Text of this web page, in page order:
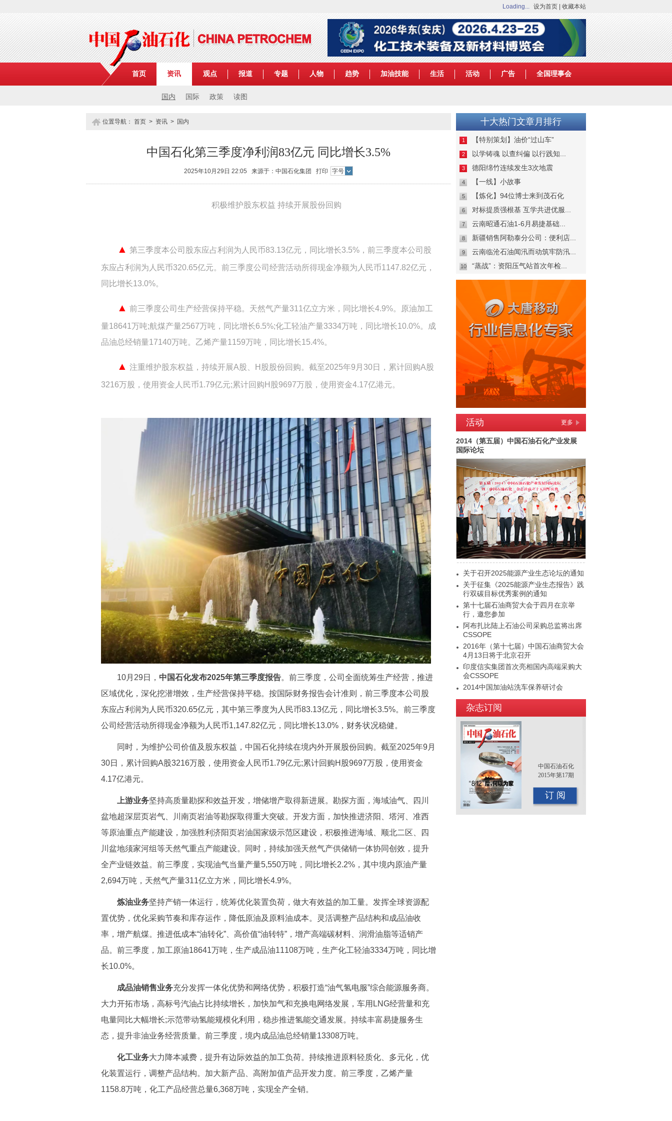
Loading... 设为首页 收藏本站
首页 资讯
国内 国际 政策 读图
观点 报道 专题 人物 趋势 加油技能 生活 活动 广告 全国理事会
位置导航： 首页 > 资讯 > 国内
中国石化第三季度净利润83亿元 同比增长3.5%
2025年10月29日 22:05 来源于：中国石化集团 打印 字号
积极维护股东权益 持续开展股份回购
▲ 第三季度本公司股东应占利润为人民币83.13亿元，同比增长3.5%，前三季度本公司股
东应占利润为人民币320.65亿元。前三季度公司经营活动所得现金净额为人民币1147.82亿元，
同比增长13.0%。
▲ 前三季度公司生产经营保持平稳。天然气产量311亿立方米，同比增长4.9%。原油加工
量18641万吨;航煤产量2567万吨，同比增长6.5%;化工轻油产量3334万吨，同比增长10.0%。成
品油总经销量17140万吨。乙烯产量1159万吨，同比增长15.4%。
▲ 注重维护股东权益，持续开展A股、H股股份回购。截至2025年9月30日，累计回购A股
3216万股，使用资金人民币1.79亿元;累计回购H股9697万股，使用资金4.17亿港元。
10月29日， 中国石化发布2025年第三季度报告。前三季度，公司全面统筹生产经营，推进
区域优化，深化挖潜增效，生产经营保持平稳。按国际财务报告会计准则，前三季度本公司股
东应占利润为人民币320.65亿元，其中第三季度为人民币83.13亿元，同比增长3.5%。前三季度
公司经营活动所得现金净额为人民币1,147.82亿元，同比增长13.0%，财务状况稳健。
同时，为维护公司价值及股东权益，中国石化持续在境内外开展股份回购。截至2025年9月
30日，累计回购A股3216万股，使用资金人民币1.79亿元;累计回购H股9697万股，使用资金
4.17亿港元。
上游业务坚持高质量勘探和效益开发，增储增产取得新进展。勘探方面，海域油气、四川
盆地超深层页岩气、川南页岩油等勘探取得重大突破。开发方面，加快推进济阳、塔河、准西
等原油重点产能建设，加强胜利济阳页岩油国家级示范区建设，积极推进海域、顺北二区、四
川盆地须家河组等天然气重点产能建设。同时，持续加强天然气产供储销一体协同创效，提升
全产业链效益。前三季度，实现油气当量产量5,550万吨，同比增长2.2%，其中境内原油产量
2,694万吨，天然气产量311亿立方米，同比增长4.9%。
炼油业务坚持产销一体运行，统筹优化装置负荷，做大有效益的加工量。发挥全球资源配
置优势，优化采购节奏和库存运作，降低原油及原料油成本。灵活调整产品结构和成品油收
率，增产航煤。推进低成本“油转化”、高价值“油转特”，增产高端碳材料、润滑油脂等适销产
品。前三季度，加工原油18641万吨，生产成品油11108万吨，生产化工轻油3334万吨，同比增
长10.0%。
成品油销售业务充分发挥一体化优势和网络优势，积极打造“油气氢电服”综合能源服务商。
大力开拓市场，高标号汽油占比持续增长，加快加气和充换电网络发展，车用LNG经营量和充
电量同比大幅增长;示范带动氢能规模化利用，稳步推进氢能交通发展。持续丰富易捷服务生
态，提升非油业务经营质量。前三季度，境内成品油总经销量13308万吨。
化工业务大力降本减费，提升有边际效益的加工负荷。持续推进原料轻质化、多元化，优
化装置运行，调整产品结构。加大新产品、高附加值产品开发力度。前三季度，乙烯产量
1158.8万吨，化工产品经营总量6,368万吨，实现全产全销。
十大热门文章月排行
1 【特别策划】油价“过山车”
2 以学铸魂 以查纠偏 以行践知...
3 德阳绵竹连续发生3次地震
4 【一线】小故事
5 【炼化】94位博士来到茂石化
6 对标提质强根基 互学共进优服...
7 云南昭通石油1-6月易捷基础...
8 新疆销售阿勒泰分公司：便利店...
9 云南临沧石油闻汛而动筑牢防汛...
10 “蒸战”：资阳压气站首次年检...
活动 更多
2014（第五届）中国石油石化产业发展
国际论坛
关于召开2025能源产业生态论坛的通知
关于征集《2025能源产业生态报告》践
行双碳目标优秀案例的通知
第十七届石油商贸大会于四月在京举
行，邀您参加
阿布扎比陆上石油公司采购总监将出席
CSSOPE
2016年（第十七届）中国石油商贸大会
4月13日将于北京召开
印度信实集团首次亮相国内高端采购大
会CSSOPE
2014中国加油站洗车保养研讨会
2015年（第十二届）中国国际油品行业
年终大会即将召开
杂志订阅
中国石油石化
2015年第17期
订 阅